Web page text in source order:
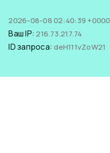
2026-08-08 02:40:39 +0000
Ваш IP:216.73.217.74
ID запроса:deH111vZoW21